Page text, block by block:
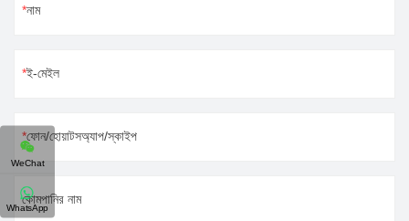
নাম
ই-মেইল
ফোন/হোয়াটসঅ্যাপ/স্কাইপ
কোমপানির নাম
WeChat
WhatsApp